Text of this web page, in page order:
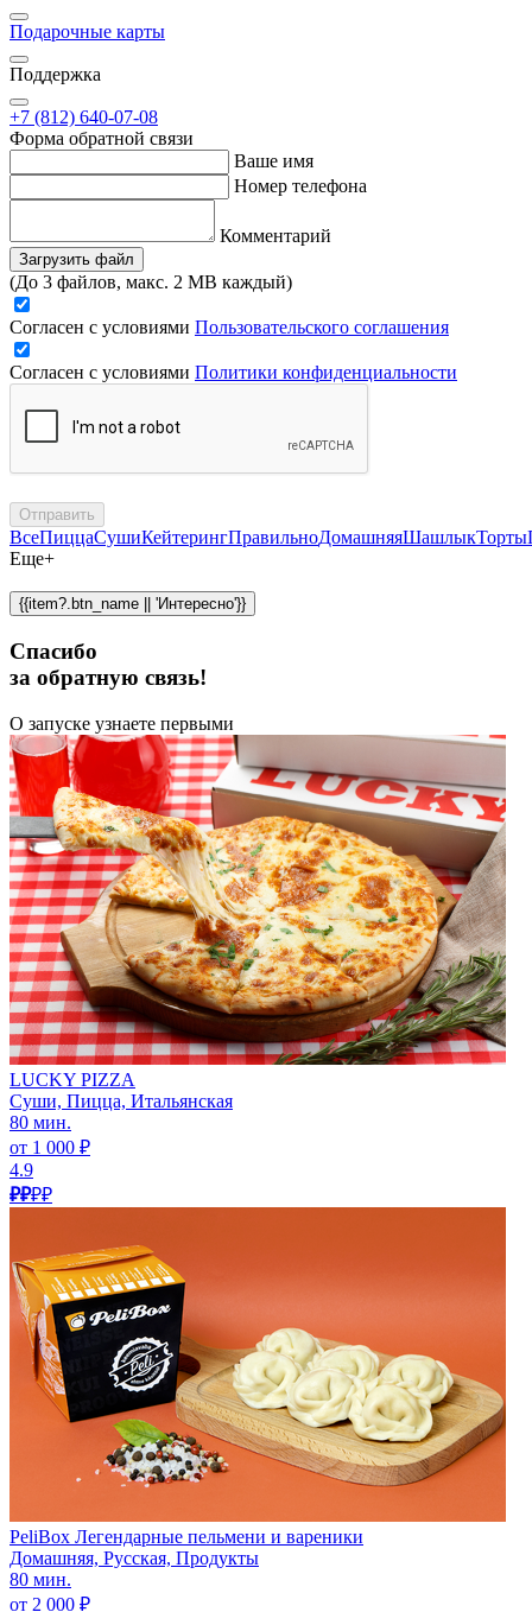
Подарочные карты
Поддержка
+7 (812) 640-07-08
Форма обратной связи
Ваше имя
Номер телефона
Комментарий
Загрузить файл
(До 3 файлов, макс. 2 MB каждый)
Согласен с условиями Пользовательского соглашения
Согласен с условиями Политики конфиденциальности
Отправить
ВсеПиццаСушиКейтерингПравильноДомашняяШашлыкТорты
Еще+
{{item?.btn_name || 'Интересно'}}
Спасибо
за обратную связь!
О запуске узнаете первыми
LUCKY PIZZA
Суши, Пицца, Итальянская
80 мин.
от 1 000 ₽
4.9
₽₽₽₽
PeliBox Легендарные пельмени и вареники
Домашняя, Русская, Продукты
80 мин.
от 2 000 ₽